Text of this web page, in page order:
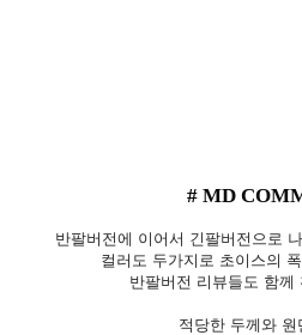
# MD
반팔버전에 이어서 긴팔버전으로
컬러도 두가지로 초이스의
반팔버전 리뷰들도 함께
적당한 두께와 원